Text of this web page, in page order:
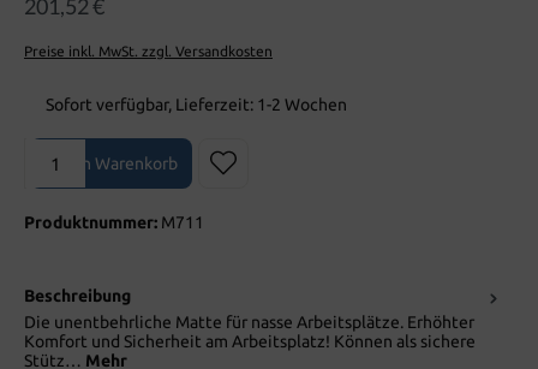
201,52 €
Preise inkl. MwSt. zzgl. Versandkosten
Sofort verfügbar, Lieferzeit: 1-2 Wochen
Produkt Anzahl: Gib den gewünschten Wert ein oder benutze die
In den Warenkorb
Produktnummer: M711
Beschreibung
Die unentbehrliche Matte für nasse Arbeitsplätze. Erhöhter
Komfort und Sicherheit am Arbeitsplatz! Können als sichere
Stütz… Mehr